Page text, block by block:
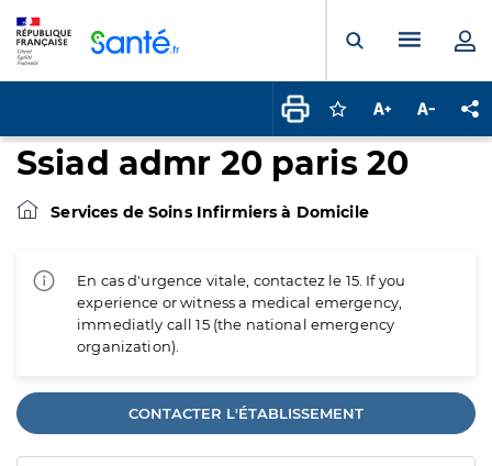
Ouvrir laMenu
Connectez-vous
Augmenter la
Ssiad admr 20 paris 20
Services de Soins Infirmiers à Domicile
En cas d'urgence vitale, contactez le 15. If you
experience or witness a medical emergency,
immediatly call 15 (the national emergency
organization).
CONTACTER L'ÉTABLISSEMENT